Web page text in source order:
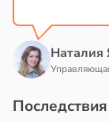
Наталия